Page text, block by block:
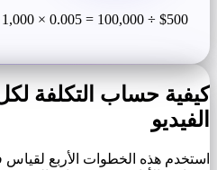
$500 ÷ 100,000 = 0.005 × 1,000 =
كيفية حساب التكلفة
الفيديو
استخدم هذه الخطوات الأربع لقياس